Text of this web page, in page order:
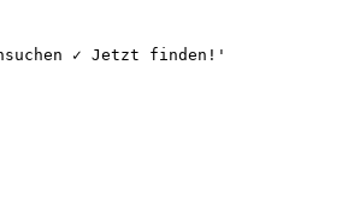
✓ Jetzt finden!'